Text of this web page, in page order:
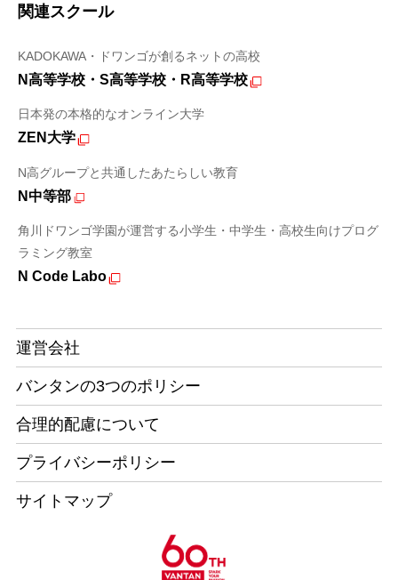
関連スクール
KADOKAWA・ドワンゴが創るネットの高校
N高等学校・S高等学校・R高等学校
日本発の本格的なオンライン大学
ZEN大学
N高グループと共通したあたらしい教育
N中等部
角川ドワンゴ学園が運営する小学生・中学生・高校生向けプログ
ラミング教室
N Code Labo
運営会社
バンタンの3つのポリシー
合理的配慮について
プライバシーポリシー
サイトマップ